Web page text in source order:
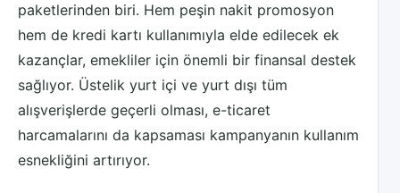
paketlerinden biri. Hem peşin nakit promosyon
hem de kredi kartı kullanımıyla elde edilecek ek
kazançlar, emekliler için önemli bir finansal destek
sağlıyor. Üstelik yurt içi ve yurt dışı tüm
alışverişlerde geçerli olması, e-ticaret
harcamalarını da kapsaması kampanyanın kullanım
esnekliğini artırıyor.